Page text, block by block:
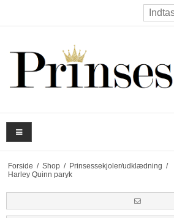
Forside / Shop / Prinsessekjoler/udklædning /
Harley Quinn paryk